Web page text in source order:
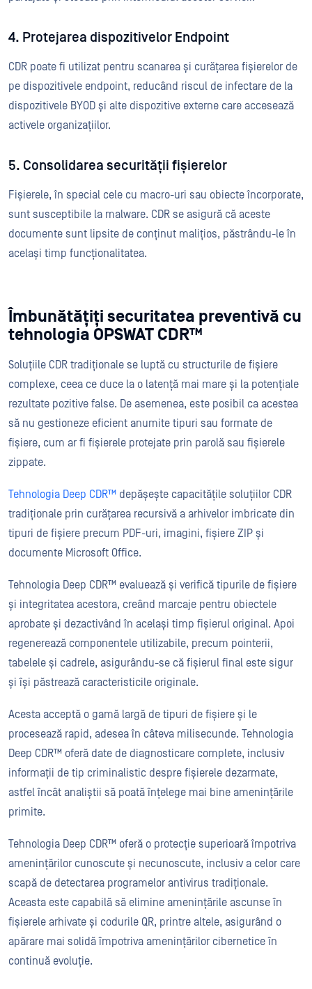
4. Protejarea dispozitivelor Endpoint
CDR poate fi utilizat pentru scanarea și curățarea fișierelor de
pe dispozitivele endpoint, reducând riscul de infectare de la
dispozitivele BYOD și alte dispozitive externe care accesează
activele organizațiilor.
5. Consolidarea securității fișierelor
Fișierele, în special cele cu macro-uri sau obiecte încorporate,
sunt susceptibile la malware. CDR se asigură că aceste
documente sunt lipsite de conținut malițios, păstrându-le în
același timp funcționalitatea.
Îmbunătățiți securitatea preventivă cu
tehnologia OPSWAT CDR™
Soluțiile CDR tradiționale se luptă cu structurile de fișiere
complexe, ceea ce duce la o latență mai mare și la potențiale
rezultate pozitive false. De asemenea, este posibil ca acestea
să nu gestioneze eficient anumite tipuri sau formate de
fișiere, cum ar fi fișierele protejate prin parolă sau fișierele
zippate.
Tehnologia Deep CDR™ depășește capacitățile soluțiilor CDR
tradiționale prin curățarea recursivă a arhivelor imbricate din
tipuri de fișiere precum PDF-uri, imagini, fișiere ZIP și
documente Microsoft Office.
Tehnologia Deep CDR™ evaluează și verifică tipurile de fișiere
și integritatea acestora, creând marcaje pentru obiectele
aprobate și dezactivând în același timp fișierul original. Apoi
regenerează componentele utilizabile, precum pointerii,
tabelele și cadrele, asigurându-se că fișierul final este sigur
și își păstrează caracteristicile originale.
Acesta acceptă o gamă largă de tipuri de fișiere și le
procesează rapid, adesea în câteva milisecunde. Tehnologia
Deep CDR™ oferă date de diagnosticare complete, inclusiv
informații de tip criminalistic despre fișierele dezarmate,
astfel încât analiștii să poată înțelege mai bine amenințările
primite.
Tehnologia Deep CDR™ oferă o protecție superioară împotriva
amenințărilor cunoscute și necunoscute, inclusiv a celor care
scapă de detectarea programelor antivirus tradiționale.
Aceasta este capabilă să elimine amenințările ascunse în
fișierele arhivate și codurile QR, printre altele, asigurând o
apărare mai solidă împotriva amenințărilor cibernetice în
continuă evoluție.